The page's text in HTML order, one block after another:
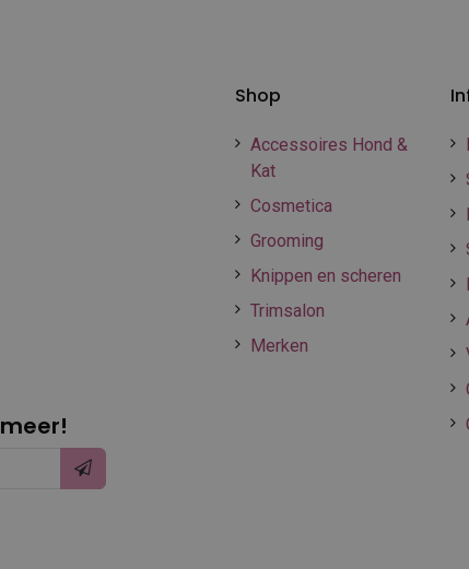
Shop
Accessoires Hond &
Kat
Cosmetica
Grooming
Knippen en scheren
Trimsalon
Merken
meer!